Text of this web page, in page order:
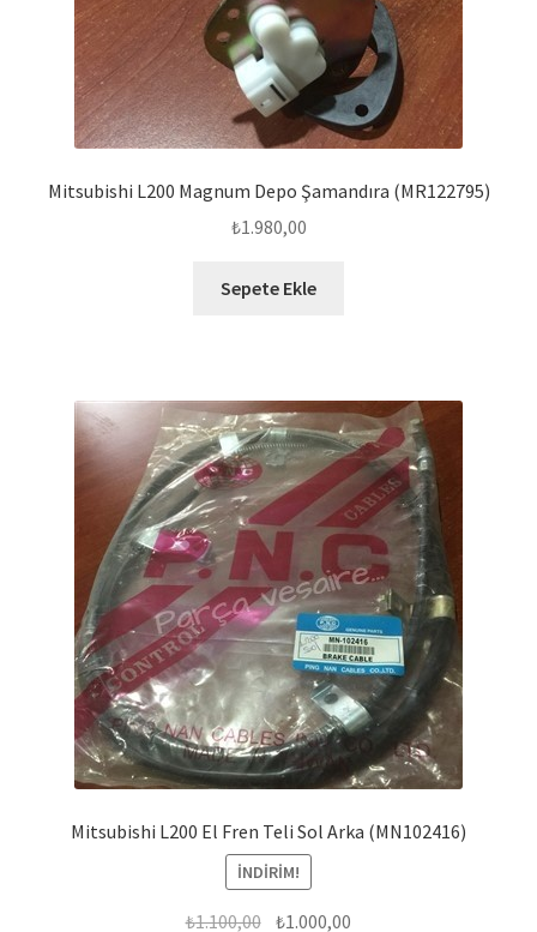
Mitsubishi L200 Magnum Depo Şamandıra (MR122795)
₺1.980,00
Sepete Ekle
Mitsubishi L200 El Fren Teli Sol Arka (MN102416)
İNDIRIM!
₺1.100,00 Orijinal
₺1.000,00